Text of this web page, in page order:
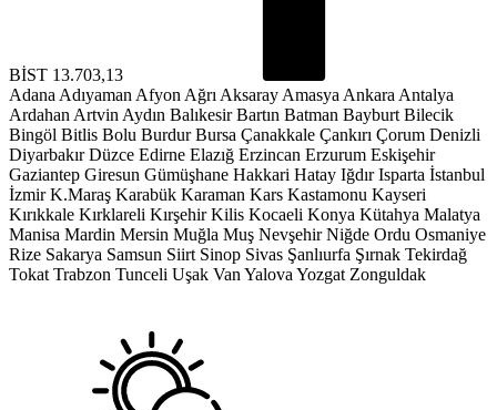
BİST 13.703,13
Adana Adıyaman Afyon Ağrı Aksaray Amasya Ankara Antalya
Ardahan Artvin Aydın Balıkesir Bartın Batman Bayburt Bilecik
Bingöl Bitlis Bolu Burdur Bursa Çanakkale Çankırı Çorum Denizli
Diyarbakır Düzce Edirne Elazığ Erzincan Erzurum Eskişehir
Gaziantep Giresun Gümüşhane Hakkari Hatay Iğdır Isparta İstanbul
İzmir K.Maraş Karabük Karaman Kars Kastamonu Kayseri
Kırıkkale Kırklareli Kırşehir Kilis Kocaeli Konya Kütahya Malatya
Manisa Mardin Mersin Muğla Muş Nevşehir Niğde Ordu Osmaniye
Rize Sakarya Samsun Siirt Sinop Sivas Şanlıurfa Şırnak Tekirdağ
Tokat Trabzon Tunceli Uşak Van Yalova Yozgat Zonguldak